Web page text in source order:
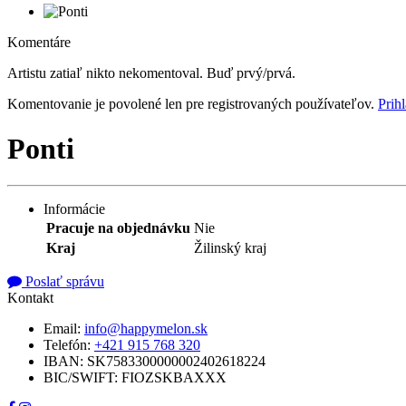
Komentáre
Artistu zatiaľ nikto nekomentoval. Buď prvý/prvá.
Komentovanie je povolené len pre registrovaných používateľov.
Ponti
Informácie
Pracuje na objednávku Nie
Kraj
Žilinský kraj
Poslať správu
Kontakt
Email: info@happymelon.sk
Telefón: +421 915 768 320
IBAN: SK7583300000002402618224
BIC/SWIFT: FIOZSKBAXXX